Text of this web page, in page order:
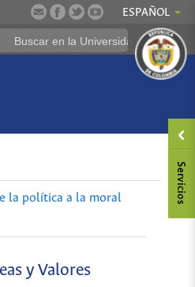
ESPAÑOL
la política a la moral
y Valores